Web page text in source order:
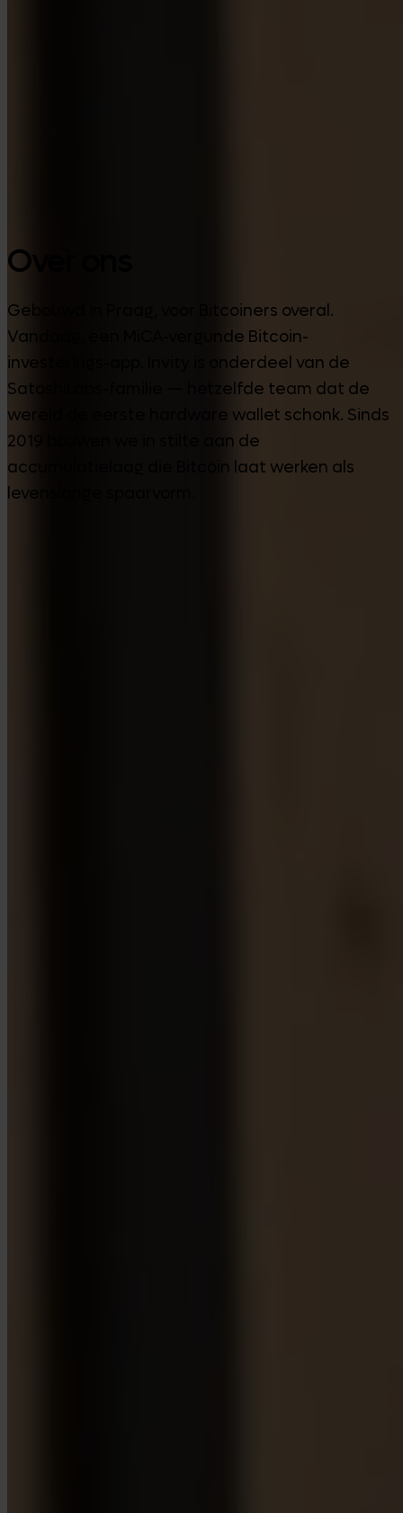
Over ons
Gebouwd in Praag, voor Bitcoiners overal.
Vandaag, een MiCA-vergunde Bitcoin-
investerings-app. Invity is onderdeel van de
SatoshiLabs-familie — hetzelfde team dat de
wereld de eerste hardware wallet schonk. Sinds
2019 bouwen we in stilte aan de
accumulatielaag die Bitcoin laat werken als
levenslange spaarvorm.